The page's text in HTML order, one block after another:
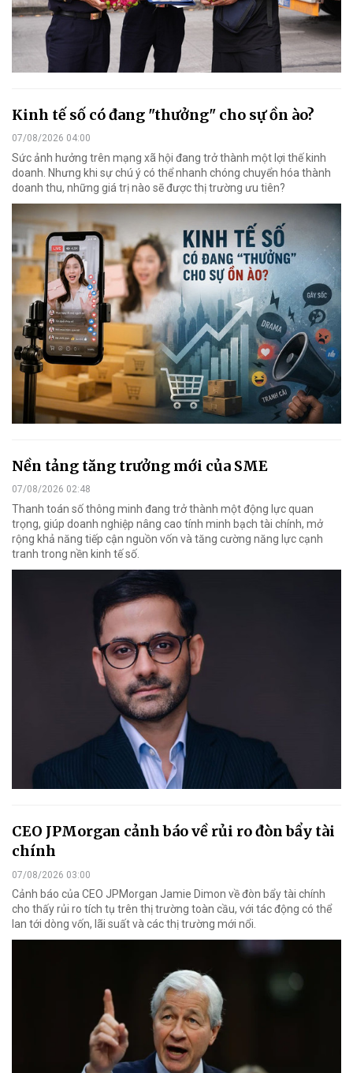
Kinh tế số có đang "thưởng" cho sự ồn ào?
07/08/2026 04:00
Sức ảnh hưởng trên mạng xã hội đang trở thành một lợi thế kinh
doanh. Nhưng khi sự chú ý có thể nhanh chóng chuyển hóa thành
doanh thu, những giá trị nào sẽ được thị trường ưu tiên?
Nền tảng tăng trưởng mới của SME
07/08/2026 02:48
Thanh toán số thông minh đang trở thành một động lực quan
trọng, giúp doanh nghiệp nâng cao tính minh bạch tài chính, mở
rộng khả năng tiếp cận nguồn vốn và tăng cường năng lực cạnh
tranh trong nền kinh tế số.
CEO JPMorgan cảnh báo về rủi ro đòn bẩy tài
chính
07/08/2026 03:00
Cảnh báo của CEO JPMorgan Jamie Dimon về đòn bẩy tài chính
cho thấy rủi ro tích tụ trên thị trường toàn cầu, với tác động có thể
lan tới dòng vốn, lãi suất và các thị trường mới nổi.